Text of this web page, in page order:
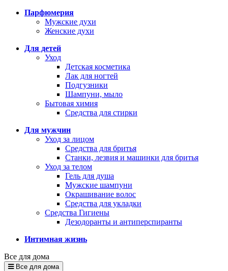
Парфюмерия
Мужские духи
Женские духи
Для детей
Уход
Детская косметика
Лак для ногтей
Подгузники
Шампуни, мыло
Бытовая химия
Средства для стирки
Для мужчин
Уход за лицом
Средства для бритья
Станки, лезвия и машинки для бритья
Уход за телом
Гель для душа
Мужские шампуни
Окрашивание волос
Средства для укладки
Средства Гигиены
Дезодоранты и антиперспиранты
Интимная жизнь
Все для дома
Все для дома